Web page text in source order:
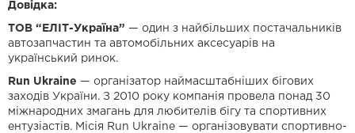
Довідка:
ТОВ “ЕЛІТ-Україна” — один з найбільших постачальників
автозапчастин та автомобільних аксесуарів на
український ринок.
Run Ukraine — організатор наймасштабніших бігових
заходів України. З 2010 року компанія провела понад 30
міжнародних змагань для любителів бігу та спортивних
ентузіастів. Місія Run Ukraine — організовувати спортивно-